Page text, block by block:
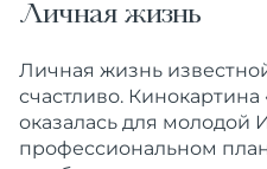
Личная жизнь
Личная жизнь
счастливо. Кинокартина
оказалась для молодой
профессиональном